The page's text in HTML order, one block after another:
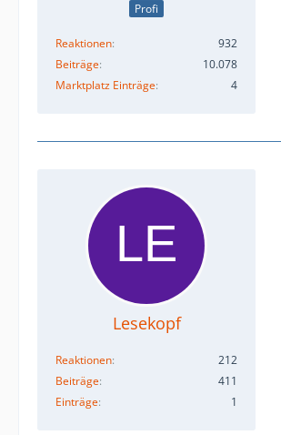
Profi
Reaktionen
932
Beiträge
10.078
Marktplatz Einträge
4
Lesekopf
Reaktionen
212
Beiträge
411
Einträge
1